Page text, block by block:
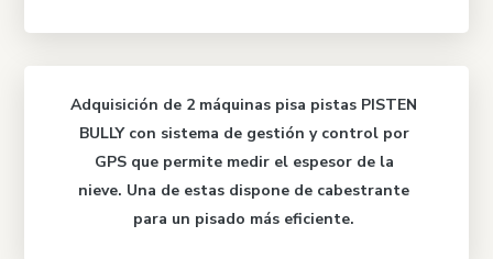
Adquisición de 2 máquinas pisa pistas PISTEN
BULLY con sistema de gestión y control por
GPS que permite medir el espesor de la
nieve. Una de estas dispone de cabestrante
para un pisado más eficiente.